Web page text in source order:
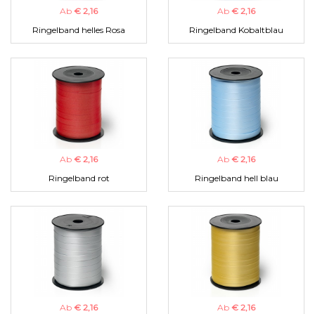
Ab € 2,16
Ringelband helles Rosa
Ab € 2,16
Ringelband Kobaltblau
Ab € 2,16
Ringelband rot
Ab € 2,16
Ringelband hell blau
Ab € 2,16
Ab € 2,16